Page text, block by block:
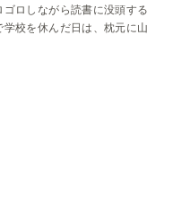
ロしながら読書に没頭する
校を休んだ日は、枕元に山